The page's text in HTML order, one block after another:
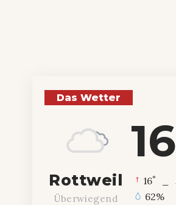
Das Wetter
16
Rottweil
Überwiegend
16°
62%